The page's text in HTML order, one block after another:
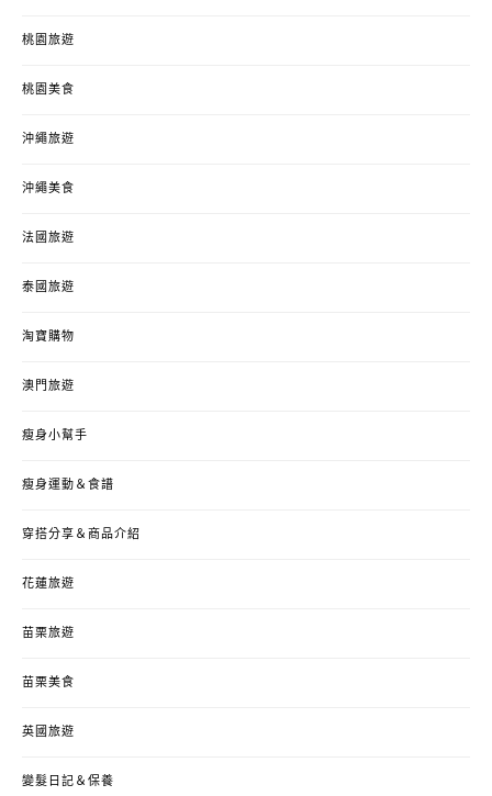
桃園旅遊
桃園美食
沖繩旅遊
沖繩美食
法國旅遊
泰國旅遊
淘寶購物
澳門旅遊
瘦身小幫手
瘦身運動＆食譜
穿搭分享＆商品介紹
花蓮旅遊
苗栗旅遊
苗栗美食
英國旅遊
變髮日記＆保養